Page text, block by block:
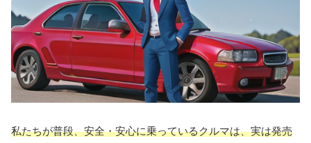
私たちが普段、安全・安心に乗っているクルマは、実は発売